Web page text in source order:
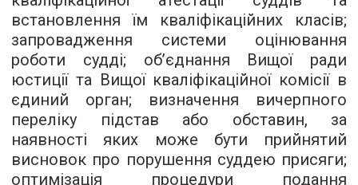
встановлення їм кваліфікаційних класів;
запровадження системи оцінювання
роботи судді; об’єднання Вищої ради
юстиції та Вищої кваліфікаційної комісії в
єдиний орган; визначення вичерпного
переліку підстав або обставин, за
наявності яких може бути прийнятий
висновок про порушення суддею присяги;
оптимізація процедури подання